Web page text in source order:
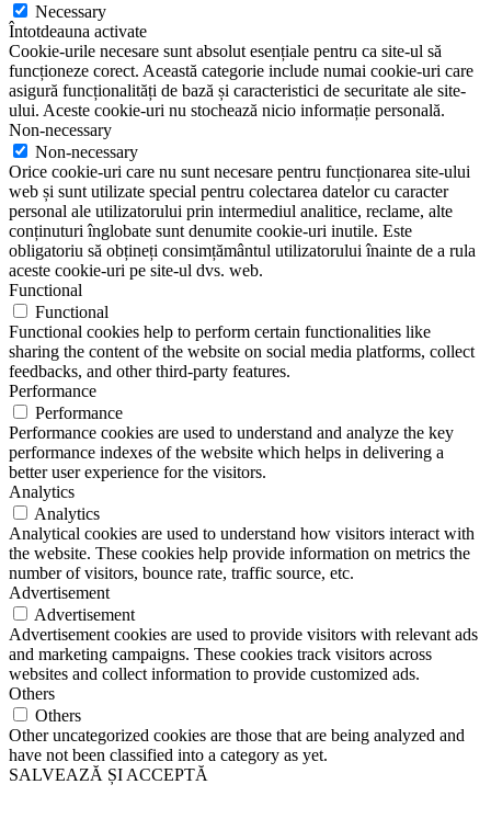
Necessary
Întotdeauna activate
Cookie-urile necesare sunt absolut esențiale pentru ca site-ul să
funcționeze corect. Această categorie include numai cookie-uri care
asigură funcționalități de bază și caracteristici de securitate ale site-
ului. Aceste cookie-uri nu stochează nicio informație personală.
Non-necessary
Non-necessary
Orice cookie-uri care nu sunt necesare pentru funcționarea site-ului
web și sunt utilizate special pentru colectarea datelor cu caracter
personal ale utilizatorului prin intermediul analitice, reclame, alte
conținuturi înglobate sunt denumite cookie-uri inutile. Este
obligatoriu să obțineți consimțământul utilizatorului înainte de a rula
aceste cookie-uri pe site-ul dvs. web.
Functional
Functional
Functional cookies help to perform certain functionalities like
sharing the content of the website on social media platforms, collect
feedbacks, and other third-party features.
Performance
Performance
Performance cookies are used to understand and analyze the key
performance indexes of the website which helps in delivering a
better user experience for the visitors.
Analytics
Analytics
Analytical cookies are used to understand how visitors interact with
the website. These cookies help provide information on metrics the
number of visitors, bounce rate, traffic source, etc.
Advertisement
Advertisement
Advertisement cookies are used to provide visitors with relevant ads
and marketing campaigns. These cookies track visitors across
websites and collect information to provide customized ads.
Others
Others
Other uncategorized cookies are those that are being analyzed and
have not been classified into a category as yet.
SALVEAZĂ ȘI ACCEPTĂ